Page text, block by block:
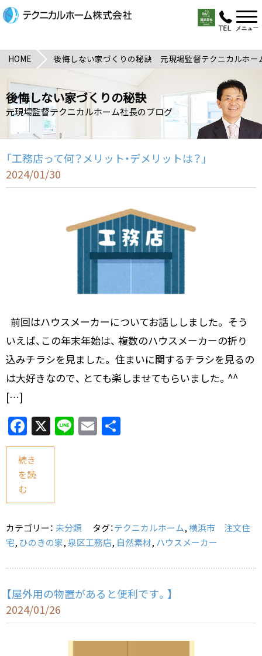
HOME 後悔しない家づくりの秘訣 元現場監督テクニカルホー
後悔しない家づくりの秘訣
元現場監督テクニカルホーム社長のブログ
「工務店って何？メリット・デメリットは？」
2024/01/30
前回はハウスメーカーについてお話ししました。 そう
いえば、この年末年始は、 複数のハウスメーカーの折り
込みチラシを見ました。 住まいに関するチラシを見るの
は大好きなので、 とても楽しませてもらいました。^^
[…]
F
a
c
e
b
o
o
X Li
n
E
m
続き
を読
む
カテゴリー： 未分類 タグ：テクニカルホーム,横浜市 注文住
宅, ひのきの家,泉区工務店, 自然素材, ハウスメーカー
【屋外用の物置があると便利です。】
2024/01/26